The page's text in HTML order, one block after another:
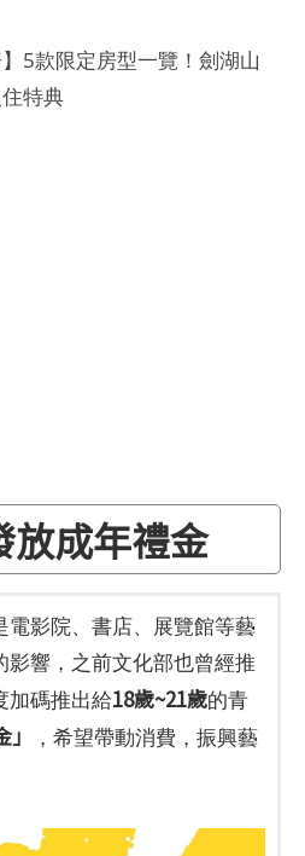
5款限定房型一覽！劍湖山
特典
放成年禮金
電影院、書店、展覽館等藝
響，之前文化部也曾經推
加碼推出給18歲~21歲的青
，希望帶動消費，振興藝